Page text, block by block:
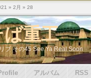
重工
ブ その45 See Ya Real Soon
アルバム RSS
» 2月 » 28